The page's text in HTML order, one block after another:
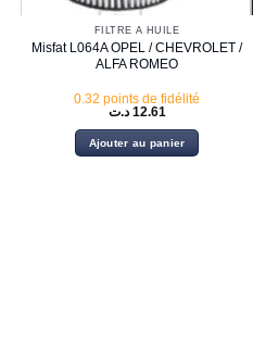
FILTRE À HUILE
Misfat L064A OPEL / CHEVROLET /
ALFA ROMEO
0.32 points de fidélité
12.61 د.ت
Ajouter au panier